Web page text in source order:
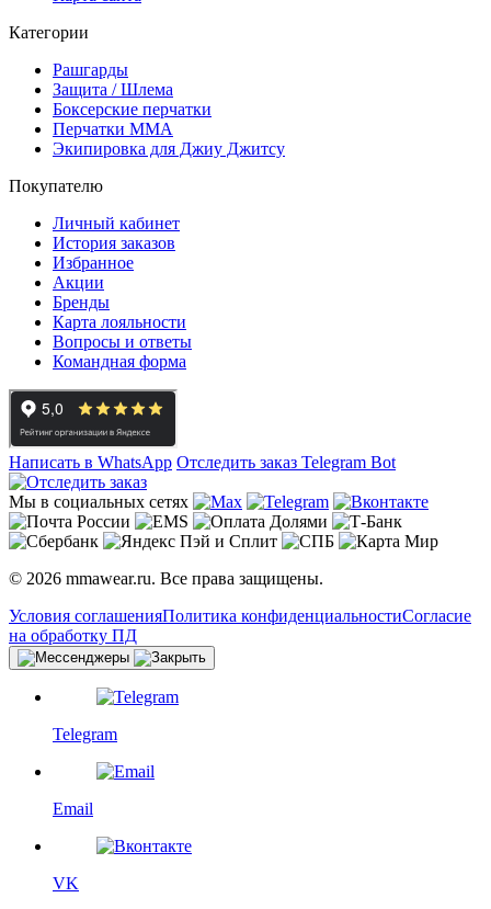
Категории
Рашгарды
Защита / Шлема
Боксерские перчатки
Перчатки ММА
Экипировка для Джиу Джитсу
Покупателю
Личный кабинет
История заказов
Избранное
Акции
Бренды
Карта лояльности
Вопросы и ответы
Командная форма
Написать в WhatsApp Отследить заказ Telegram Bot
Мы в социальных сетях
© 2026 mmawear.ru. Все права защищены.
Условия соглашенияПолитика конфиденциальностиСогласие
на обработку ПД
Telegram
Email
VK